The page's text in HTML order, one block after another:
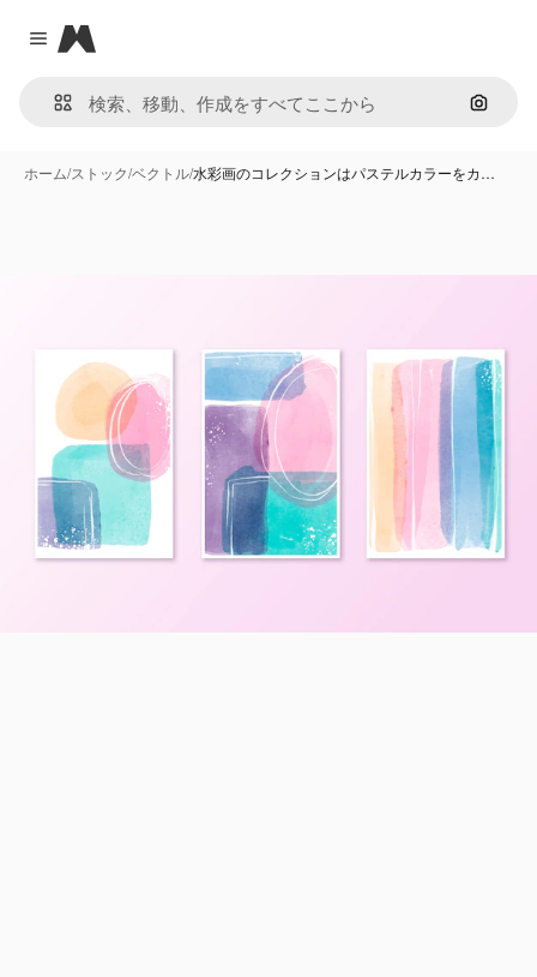
Close menu
Magnific
画像で
ホーム/ストック/ベクトル/水彩画のコレクションはパステルカラーをカ…